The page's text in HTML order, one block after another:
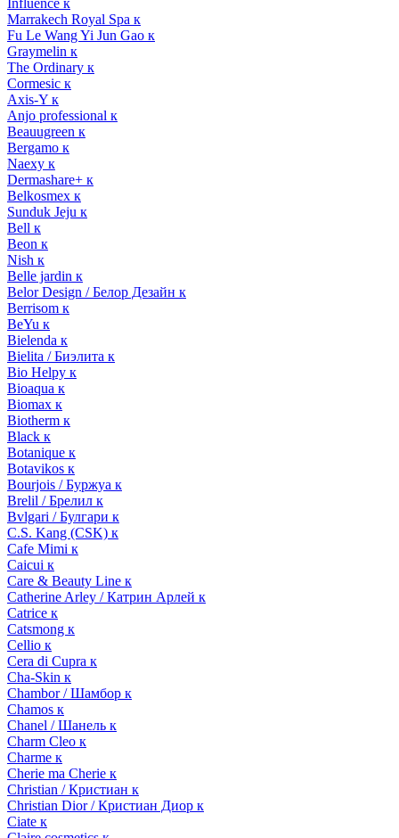
Influence к
Marrakech Royal Spa к
Fu Le Wang Yi Jun Gao к
Graymelin к
The Ordinary к
Cormesic к
Axis-Y к
Anjo professional к
Beauugreen к
Bergamo к
Naexy к
Dermashare+ к
Belkosmex к
Sunduk Jeju к
Bell к
Beon к
Nish к
Belle jardin к
Belor Design / Белор Дезайн к
Berrisom к
BeYu к
Bielenda к
Bielita / Биэлита к
Bio Helpy к
Bioaqua к
Biomax к
Biotherm к
Black к
Botanique к
Botavikos к
Bourjois / Буржуа к
Brelil / Брелил к
Bvlgari / Булгари к
C.S. Kang (CSK) к
Cafe Mimi к
Caicui к
Care & Beauty Line к
Catherine Arley / Катрин Арлей к
Catrice к
Catsmong к
Cellio к
Cera di Cupra к
Cha-Skin к
Chambor / Шамбор к
Chamos к
Chanel / Шанель к
Charm Cleo к
Charme к
Cherie ma Cherie к
Christian / Кристиан к
Christian Dior / Кристиан Диор к
Ciate к